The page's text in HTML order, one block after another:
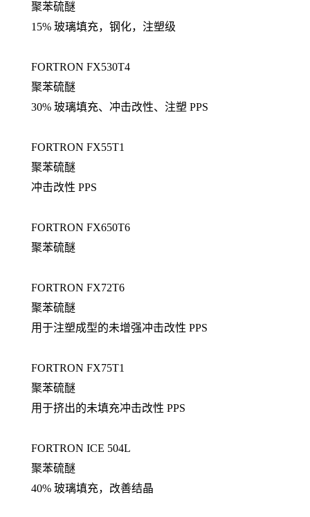
聚苯硫醚
15% 玻璃填充，钢化，注塑级
FORTRON FX530T4
聚苯硫醚
30% 玻璃填充、冲击改性、注塑 PPS
FORTRON FX55T1
聚苯硫醚
冲击改性 PPS
FORTRON FX650T6
聚苯硫醚
FORTRON FX72T6
聚苯硫醚
用于注塑成型的未增强冲击改性 PPS
FORTRON FX75T1
聚苯硫醚
用于挤出的未填充冲击改性 PPS
FORTRON ICE 504L
聚苯硫醚
40% 玻璃填充，改善结晶